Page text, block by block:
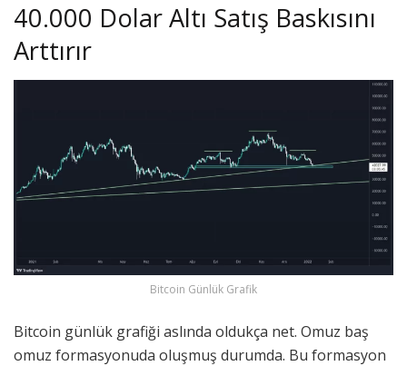
40.000 Dolar Altı Satış Baskısını
Arttırır
Bitcoin Günlük Grafik
Bitcoin günlük grafiği aslında oldukça net. Omuz baş
omuz formasyonuda oluşmuş durumda. Bu formasyon